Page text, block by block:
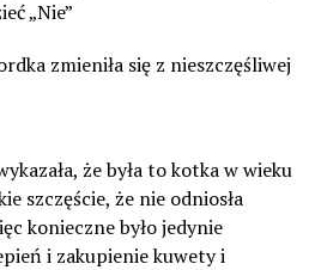
„Nie”
zmieniła się z nieszczęśliwej
że była to kotka w wieku
szczęście, że nie odniosła
konieczne było jedynie
i zakupienie kuwety i